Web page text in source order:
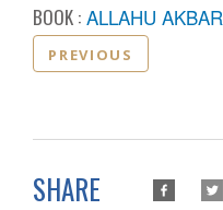
BOOK : ALLAHU AKBAR
PREVIOUS
SHARE